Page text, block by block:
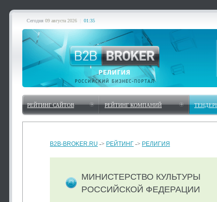
Сегодня 09 августа 2026 01:35
РЕЙТИНГ САЙТОВ РЕЙТИНГ КОМПАНИЙ
B2B-BROKER.RU -> РЕЙТИНГ -> РЕЛИГИЯ
МИНИСТЕРСТВО КУЛЬТУРЫ
РОССИЙСКОЙ ФЕДЕРАЦИИ